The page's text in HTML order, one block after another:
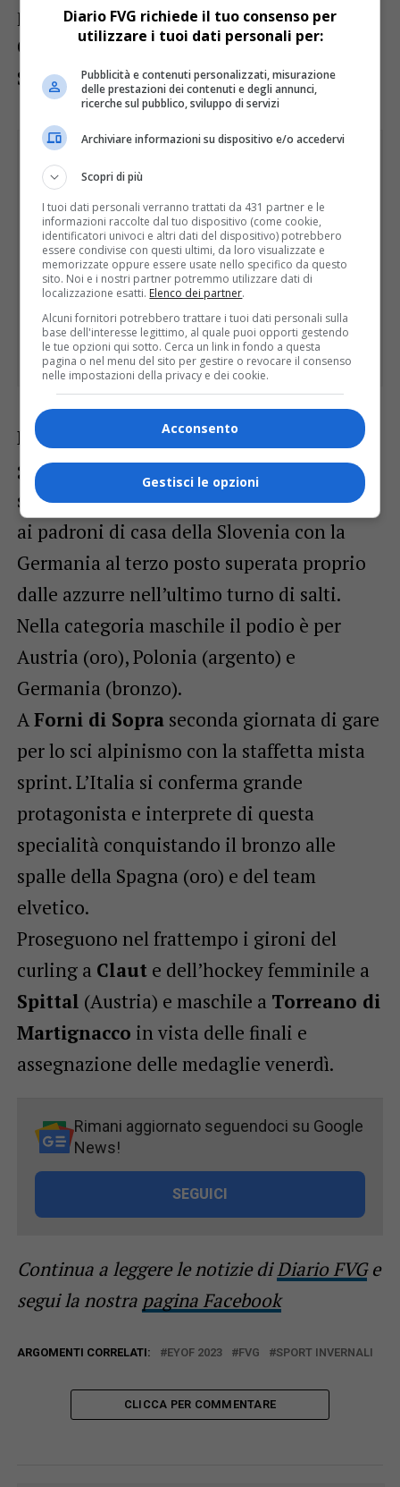
podio insieme al vincitore tedesco Nico
Offenwanger e allo svedese William Young
Shing (argento).
Dal trampolino diPlanica
grande argento per l’Italia nella prova a
squadre femminile. L’Italia è seconda solo
ai padroni di casa della Slovenia con la
Germania al terzo posto superata proprio
dalle azzurre nell’ultimo turno di salti.
Nella categoria maschile il podio è per
Austria (oro), Polonia (argento) e
Germania (bronzo).
AForni di Sopraseconda giornata di gare
per lo sci alpinismo con la staffetta mista
sprint. L’Italia si conferma grande
protagonista e interprete di questa
specialità conquistando il bronzo alle
spalle della Spagna (oro) e del team
elvetico.
Proseguono nel frattempo i gironi del
curling a Claute dell’hockey femminile a
Spittal (Austria) e maschile a Torreano di
Martignacco in vista delle finali e
assegnazione delle medaglie venerdì.
Rimani aggiornato seguendoci su Google
News!
SEGUICI
Continua a leggere le notizie diDiario FVGe
segui la nostra pagina Facebook
ARGOMENTI CORRELATI: EYOF 2023 FVG SPORT INVERNALI
CLICCA PER COMMENTARE
Diario FVG richiede il tuo consenso per
utilizzare i tuoi dati personali per:
Pubblicità e contenuti personalizzati, misurazione
delle prestazioni dei contenuti e degli annunci,
ricerche sul pubblico, sviluppo di servizi
Archiviare informazioni su dispositivo e/o accedervi
Scopri di più
I tuoi dati personali verranno trattati da 431 partner e le
informazioni raccolte dal tuo dispositivo (come cookie,
identificatori univoci e altri dati del dispositivo) potrebbero
essere condivise con questi ultimi, da loro visualizzate e
memorizzate oppure essere usate nello specifico da questo
sito. Noi e i nostri partner potremmo utilizzare dati di
localizzazione esatti. Elenco dei partner.
Alcuni fornitori potrebbero trattare i tuoi dati personali sulla
base dell'interesse legittimo, al quale puoi opporti gestendo
le tue opzioni qui sotto. Cerca un link in fondo a questa
pagina o nel menu del sito per gestire o revocare il consenso
nelle impostazioni della privacy e dei cookie.
Acconsento
Gestisci le opzioni